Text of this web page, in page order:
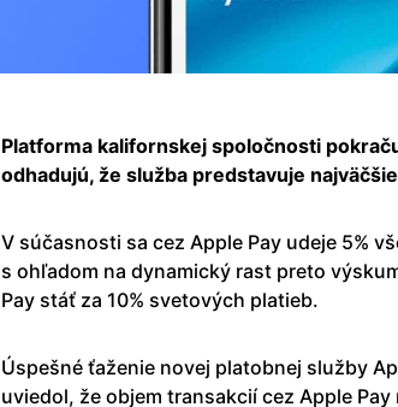
Platforma kalifornskej spoločnosti
odhadujú, že služba predstavuje
V súčasnosti sa cez Apple Pay udeje 5%
s ohľadom na dynamický rast preto
Pay stáť za 10% svetových platieb.
Úspešné ťaženie novej platobnej služby
uviedol, že objem transakcií cez Apple